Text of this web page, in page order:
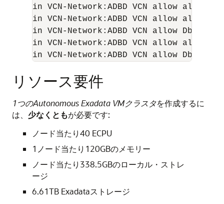
in VCN-Network:ADBD VCN allow all-
in VCN-Network:ADBD VCN allow all-
in VCN-Network:ADBD VCN allow Db-
in VCN-Network:ADBD VCN allow all-
in VCN-Network:ADBD VCN allow Db-
リソース要件
1つのAutonomous Exadata VMクラスタを作成するに
は、 少なくともが必要です:
ノード当たり40 ECPU
1ノード当たり120GBのメモリー
ノード当たり338.5GBのローカル・ストレ
ージ
6.61TB Exadataストレージ